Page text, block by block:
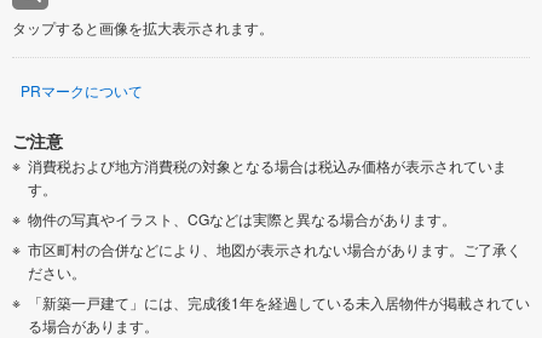
タップすると画像を拡大表示されます。
PRマークについて
ご注意
消費税および地方消費税の対象となる場合は税込み価格が表示されていま
す。
物件の写真やイラスト、CGなどは実際と異なる場合があります。
市区町村の合併などにより、地図が表示されない場合があります。ご了承く
ださい。
「新築一戸建て」には、完成後1年を経過している未入居物件が掲載されてい
る場合があります。